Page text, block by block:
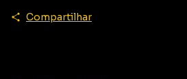
Compartilhar